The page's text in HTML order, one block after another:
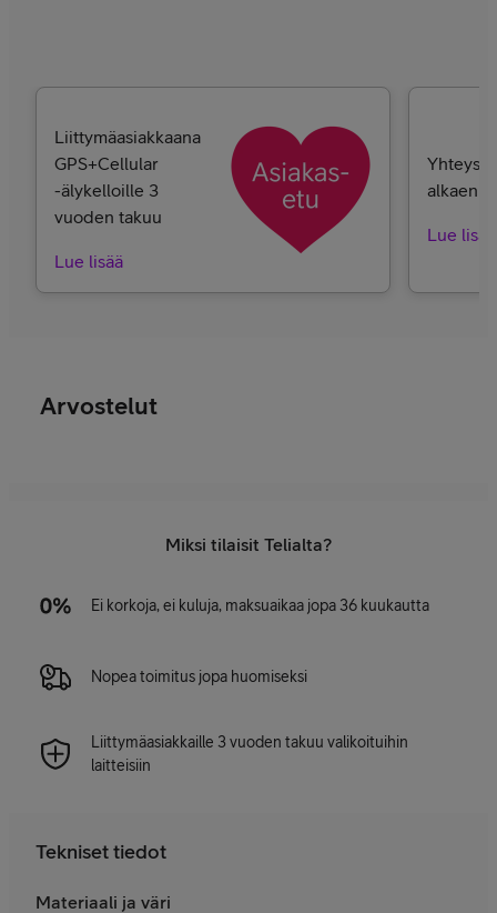
Liittymäasiakkaana
GPS+Cellular
-älykelloille 3
vuoden takuu
Lue lisää
Yhteys
alkaen
Lue lisää
Arvostelut
Miksi tilaisit Telialta?
Ei korkoja, ei kuluja, maksuaikaa jopa 36 kuukautta
Nopea toimitus jopa huomiseksi
Liittymäasiakkaille 3 vuoden takuu valikoituihin
laitteisiin
Tekniset tiedot
Materiaali ja väri